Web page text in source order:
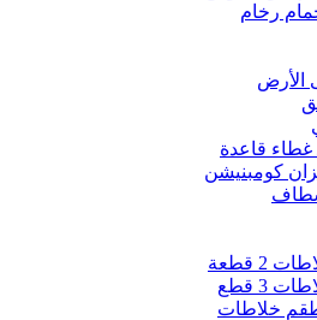
رخام
الأرض
غطاء قاعدة
كومبنيشن
2 قطعة
3 قطع
خلاطات